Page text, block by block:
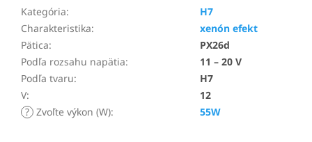
Kategória:
H7
Charakteristika:
xenón efekt
Pätica:
PX26d
Podľa rozsahu napätia:
11 – 20 V
Podľa tvaru:
H7
V:
12
? Zvoľte výkon (W): 55W